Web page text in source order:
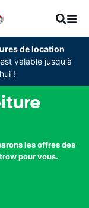
de location
valable jusqu'à
!
les offres des
pour vous.